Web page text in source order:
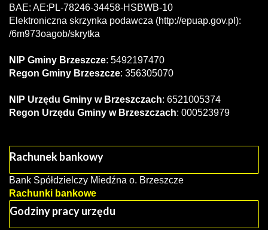
BAE: AE:PL-78246-34458-HSBWB-10
Elektroniczna skrzynka podawcza (http://epuap.gov.pl):
/6m973oagob/skrytka
NIP Gminy Brzeszcze: 5492197470
Regon Gminy Brzeszcze: 356305070
NIP Urzędu Gminy w Brzeszczach: 6521005374
Regon Urzędu Gminy w Brzeszczach: 000523979
Rachunek bankowy
Bank Spółdzielczy Miedźna o. Brzeszcze
Rachunki bankowe
Godziny pracy urzędu